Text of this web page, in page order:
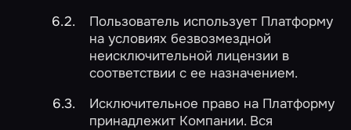
Пользователь использует Платформу
на условиях безвозмездной
неисключительной лицензии в
соответствии с ее назначением.
Исключительное право на Платформу
принадлежит Компании. Вся